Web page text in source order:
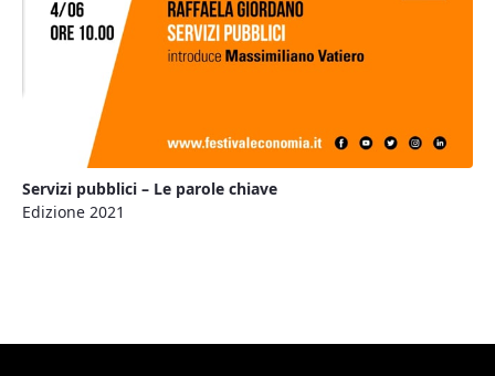
Servizi pubblici – Le parole chiave
Edizione 2021